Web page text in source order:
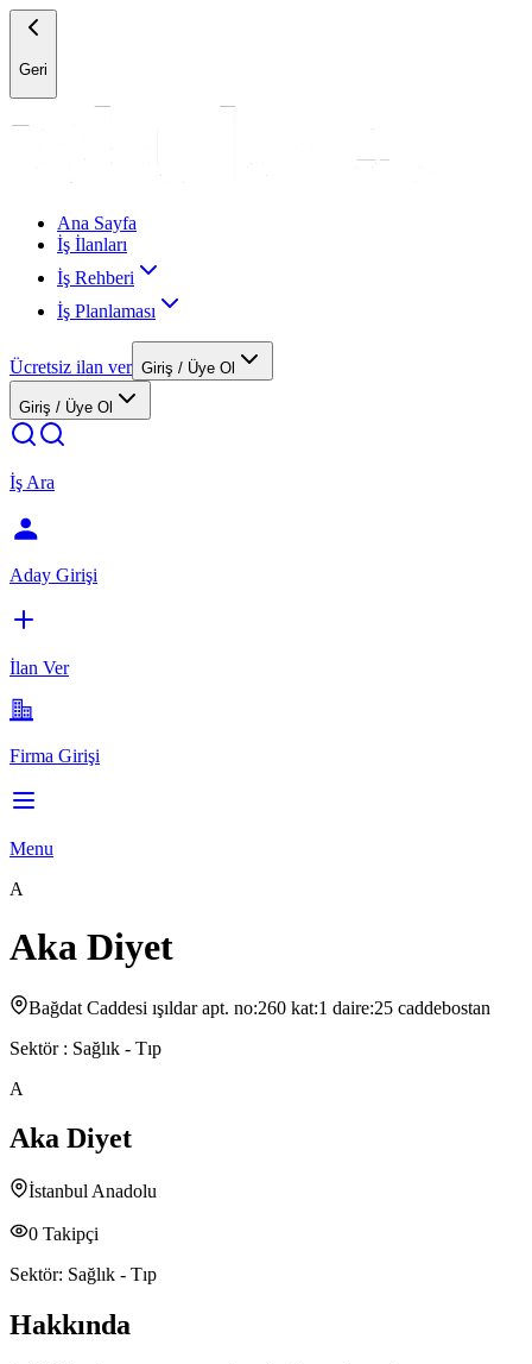
Geri
Ana Sayfa
İş İlanları
İş Rehberi
İş Planlaması
Ücretsiz ilan ver Giriş / Üye Ol
Giriş / Üye Ol
İş Ara
Aday Girişi
İlan Ver
Firma Girişi
Menu
A
Aka Diyet
Bağdat Caddesi ışıldar apt. no:260 kat:1 daire:25 caddebostan
Sektör : Sağlık - Tıp
A
Aka Diyet
İstanbul Anadolu
0 Takipçi
Sektör: Sağlık - Tıp
Hakkında